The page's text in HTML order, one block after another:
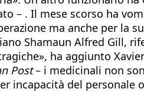
– . Il mese scorso ha
ma anche per la
Shamaun Alfred Gill,
ha aggiunto
Post– i medicinali non
del personale